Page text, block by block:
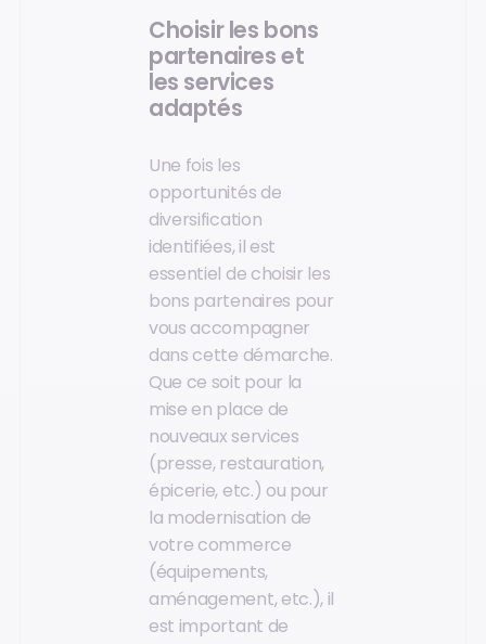
Choisir les bons
partenaires et
les services
adaptés
Une fois les
opportunités de
diversification
identifiées, il est
essentiel de choisir les
bons partenaires pour
vous accompagner
dans cette démarche.
Que ce soit pour la
mise en place de
nouveaux services
(presse, restauration,
épicerie, etc.) ou pour
la modernisation de
votre commerce
(équipements,
aménagement, etc.), il
est important de